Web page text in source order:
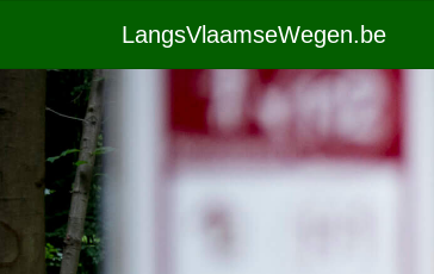
LangsVlaamseWegen.be